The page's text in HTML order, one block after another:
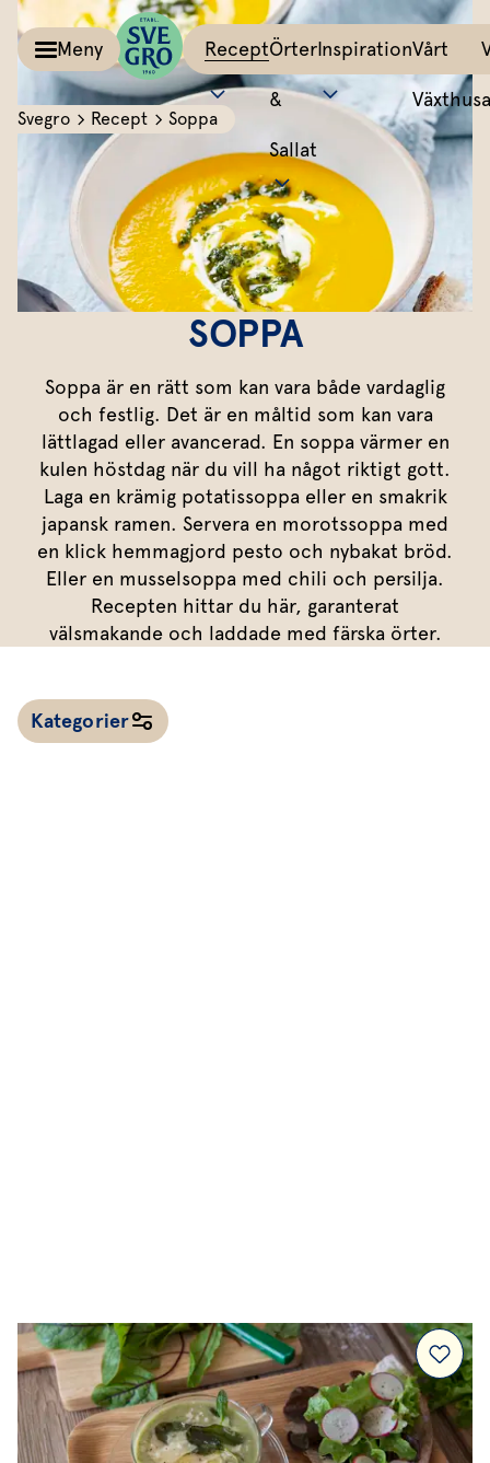
Meny
Recept
Örter &
Sallat
Inspiration
Växthus
Vårt ansvar
Om oss
Recept
Kalla såser & Röror
Röror
Kalla såser
Dipp
Dressingar
Dressing
Vinägrett
Örtolja
Tillbehör
Potatis
Grönsaker
Äggrätter
Övriga tillbehör
Marinad & kryddsmör
Marinad
Kryddsmör
Örtsalt & rub
Örter
&
Sallat
Allt om färska örter
Basilika
Koriander
Mynta
Persilja
Gräslök
Timjan
Oregano
Citronmeliss
Salvia
Dragon
Rosmarin
Körvel
Krasse
Röd
Allt om sallat
Inspiration
Matinspiration
Bästa peston
Lyckas med aioli
Mumsig majonnäs
Smaksätt örtolja
Gör eget örtsmör
Marinera mera
Fixa vinägretten
Dressingen gör salladen
All
Vårt
Växthus
SOPPA
Soppa är en rätt som kan vara både vardaglig
och festlig. Det är en måltid som kan vara
lättlagad eller avancerad. En soppa värmer en
kulen höstdag när du vill ha något riktigt gott.
Laga en krämig potatissoppa eller en smakrik
japansk ramen. Servera en morotssoppa med
en klick hemmagjord pesto och nybakat bröd.
Eller en musselsoppa med chili och persilja.
Recepten hittar du här, garanterat
välsmakande och laddade med färska örter.
Svegro Recept Soppa
Kategorier